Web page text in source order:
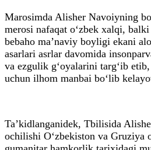
Marosimda Alisher Navoiyning
merosi nafaqat o‘zbek xalqi,
bebaho ma’naviy boyligi ekani
asarlari asrlar davomida
va ezgulik g‘oyalarini targ‘ib
uchun ilhom manbai bo‘lib
Ta’kidlanganidek, Tbilisida
ochilishi O‘zbekiston va Gruziya